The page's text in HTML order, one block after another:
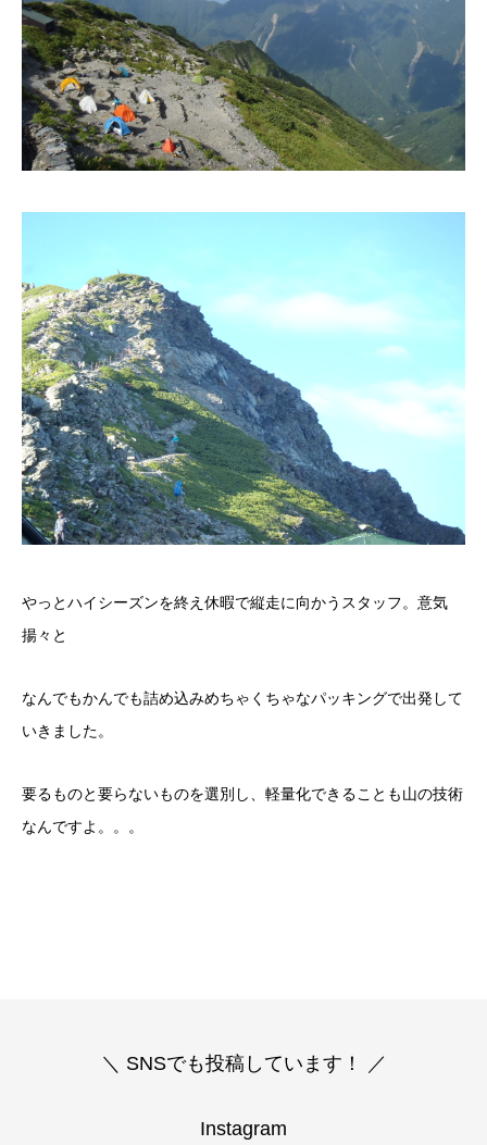
やっとハイシーズンを終え休暇で縦走に向かうスタッフ。意気
揚々と
なんでもかんでも詰め込みめちゃくちゃなパッキングで出発して
いきました。
要るものと要らないものを選別し、軽量化できることも山の技術
なんですよ。。。
＼ SNSでも投稿しています！ ／
Instagram